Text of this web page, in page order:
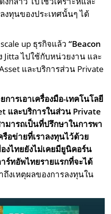
ทุนของประเทศนั้นๆ ได้
up ธุรกิจแล้ว“Beacon
Jitta ไปใช้กับหน่วยงาน และ
และบริการส่วน Private
ารเอาเครื่องมือ-เทคโนโลยี
และบริการในส่วน Private
มารถเป็นที่ปรึกษาในการพา
อข่ายที่เราลงทุนไว้ด้วย
งไทยยังไม่เคยมียูนิคอร์น
ร์ทอัพไทยรายแรกที่จะได้
ถึงเหตุผลของการลงทุนใน